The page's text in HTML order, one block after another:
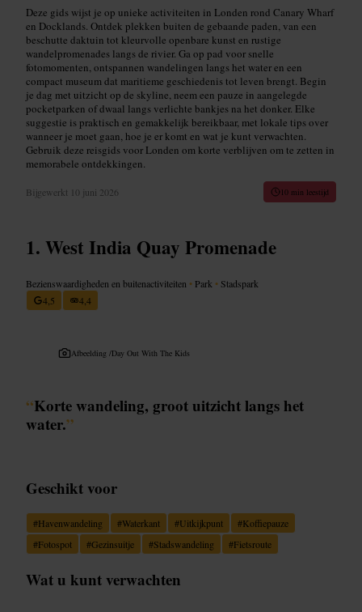
Deze gids wijst je op unieke activiteiten in Londen rond Canary Wharf
en Docklands. Ontdek plekken buiten de gebaande paden, van een
beschutte daktuin tot kleurvolle openbare kunst en rustige
wandelpromenades langs de rivier. Ga op pad voor snelle
fotomomenten, ontspannen wandelingen langs het water en een
compact museum dat maritieme geschiedenis tot leven brengt. Begin
je dag met uitzicht op de skyline, neem een pauze in aangelegde
pocketparken of dwaal langs verlichte bankjes na het donker. Elke
suggestie is praktisch en gemakkelijk bereikbaar, met lokale tips over
wanneer je moet gaan, hoe je er komt en wat je kunt verwachten.
Gebruik deze reisgids voor Londen om korte verblijven om te zetten in
memorabele ontdekkingen.
Bijgewerkt 10 juni 2026 10 min leestijd
West India Quay Promenade
Bezienswaardigheden en buitenactiviteiten • Park • Stadspark
4,5
4,4
Afbeelding /Day Out With The Kids
“Korte wandeling, groot uitzicht langs het
water.”
Geschikt voor
#Havenwandeling #Waterkant #Uitkijkpunt #Koffiepauze
#Fotospot #Gezinsuitje #Stadswandeling #Fietsroute
Wat u kunt verwachten